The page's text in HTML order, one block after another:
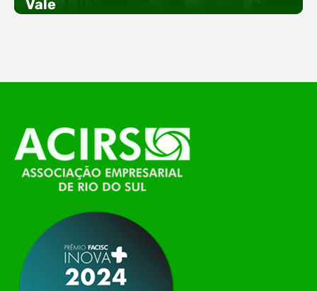
empreendedorismo. Durante os três dias de
Vale
O Polo ACATE-ACIRS, por meio do NIAVI – Núcleo
de Tecnologia da Informação do Alto Vale do
Itajaí, realizou, no dia 21 de julho, o evento
Conexão Tech NIAVI, reunindo empresas de
tecnologia da região para uma noite de
apresentação de novas iniciativas para o setor. O
encontro aconteceu em Rio…